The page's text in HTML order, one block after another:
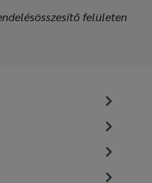
felületen